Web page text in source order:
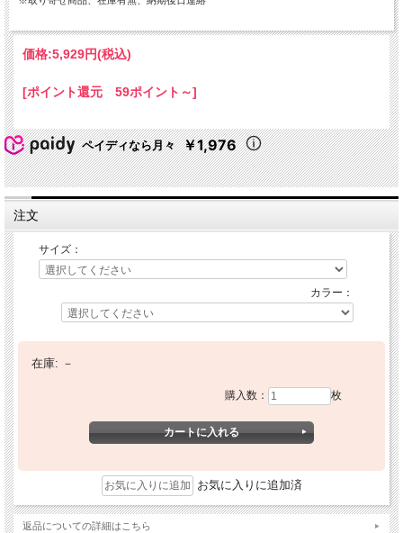
価格:5,929円(税込)
[ポイント還元 59ポイント～]
ペイディなら月々 ￥1,976
注文
サイズ：
カラー：
在庫: －
購入数： 枚
お気に入りに追加済
返品についての詳細はこちら